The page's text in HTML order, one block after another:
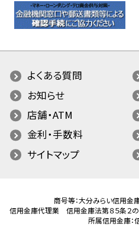
よくある質問
お知らせ
店舗・ATM
金利・手数料
サイトマップ
商号等：大分みらい信用
信用金庫代理業 信用金庫法第８５条２
所属信用金庫：